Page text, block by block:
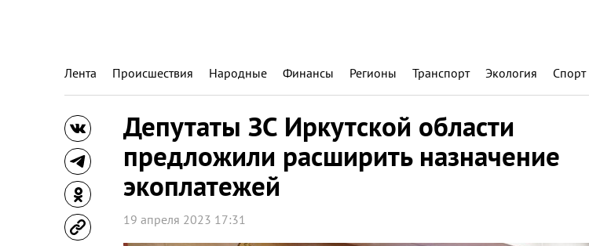
Лента Происшествия Народные Финансы Регионы Транспорт Экология Спорт
Депутаты ЗС Иркутской области
предложили расширить назначение
экоплатежей
19 апреля 2023 17:31